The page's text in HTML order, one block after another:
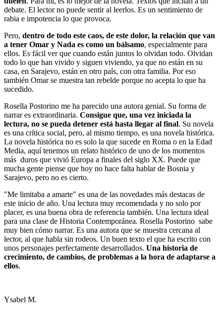
debate. El lector no puede sentir al leerlos. Es un sentimiento de
rabia e impotencia lo que provoca.
Pero, dentro de todo este caos, de este dolor, la relación que van
a tener Omar y Nada es como un bálsamo, especialmente para
ellos. Es fácil ver que cuando están juntos lo olvidan todo. Olvidan
todo lo que han vivido y siguen viviendo, ya que no están en su
casa, en Sarajevo, están en otro país, con otra familia. Por eso
también Omar se muestra tan rebelde porque no acepta lo que ha
sucedido.
Rosella Postorino me ha parecido una autora genial. Su forma de
narrar es extraordinaria. Consigue que, una vez iniciada la
lectura, no se pueda detener está hasta llegar al final. Su novela
es una crítica social, pero, al mismo tiempo, es una novela histórica.
La novela histórica no es solo la que sucede en Roma o en la Edad
Media, aquí tenemos un relato histórico de uno de los momentos
más duros que vivió Europa a finales del siglo XX. Puede que
mucha gente piense que hoy no hace falta hablar de Bosnia y
Sarajevo, pero no es cierto.
"Me limitaba a amarte" es una de las novedades más destacas de
este inicio de año. Una lectura muy recomendada y no solo por
placer, es una buena obra de referencia también. Una lectura ideal
para una clase de Historia Contemporánea. Rosella Postorino sabe
muy bien cómo narrar. Es una autora que se muestra cercana al
lector, al que habla sin rodeos. Un buen texto el que ha escrito con
unos personajes perfectamente desarrollados. Una historia de
crecimiento, de cambios, de problemas a la hora de adaptarse a
ellos.
Ysabel M.